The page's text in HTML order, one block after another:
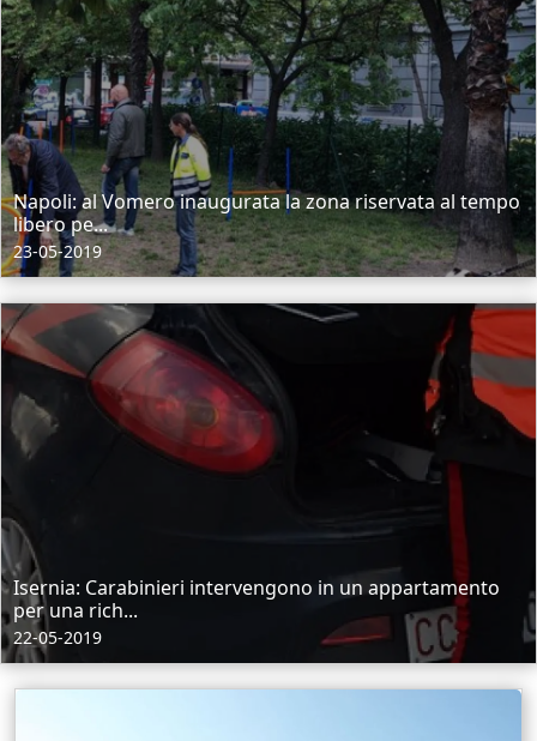
Napoli: al Vomero inaugurata la zona riservata al tempo
libero pe...
23-05-2019
Isernia: Carabinieri intervengono in un appartamento
per una rich...
22-05-2019